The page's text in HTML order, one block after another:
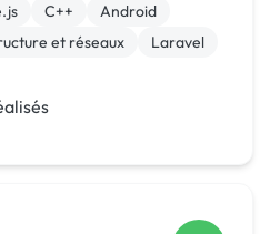
C++
Android
et réseaux
Laravel